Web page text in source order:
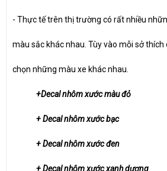
- Thực tế trên thị trường có rất nhiều
màu sắc khác nhau. Tùy vào mỗi sở thích
chọn những màu xe khác nhau.
+Decal nhôm xước màu đỏ
+ Decal nhôm xước bạc
+ Decal nhôm xước đen
+ Decal nhôm xước xanh dương